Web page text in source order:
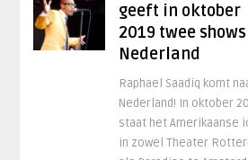
geeft in oktober
2019 twee
Nederland
Raphael Saadiq komt
Nederland! In oktober
staat het Amerikaanse
in zowel Theater